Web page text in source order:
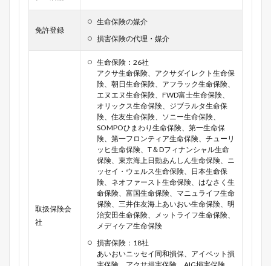
免許登録
生命保険の媒介
損害保険の代理・媒介
取扱保険会
社
生命保険：26社
アクサ生命保険、アクサダイレクト生命保
険、朝日生命保険、アフラック生命保険、
エヌエヌ生命保険、FWD富士生命保険、
オリックス生命保険、ジブラルタ生命保
険、住友生命保険、ソニー生命保険、
SOMPOひまわり生命保険、第一生命保
険、第一フロンティア生命保険、チューリ
ッヒ生命保険、T＆Dフィナンシャル生命
保険、東京海上日動あんしん生命保険、ニ
ッセイ・ウェルス生命保険、日本生命保
険、ネオファースト生命保険、はなさく生
命保険、富国生命保険、マニュライフ生命
保険、三井住友海上あいおい生命保険、明
治安田生命保険、メットライフ生命保険、
メディケア生命保険
損害保険：18社
あいおいニッセイ同和損保、アイペット損